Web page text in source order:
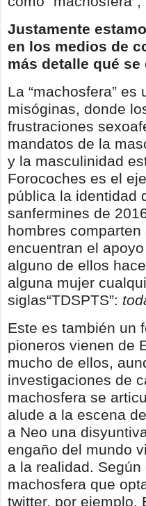
Justamente
en los medios de
más detalle qué
La “machosfera”
misóginas, donde
frustraciones
mandatos de la
y la masculinidad
Forocoches es el
pública la identidad
sanfermines de
hombres
encuentran el
alguno de ellos
alguna mujer
siglas“TDSPTS”:
Este es también un
pioneros vienen de
mucho de ellos,
investigaciones de
machosfera se
alude a la escena
a Neo una
engaño del mundo
a la realidad.
machosfera que
twitter, por ejemplo,